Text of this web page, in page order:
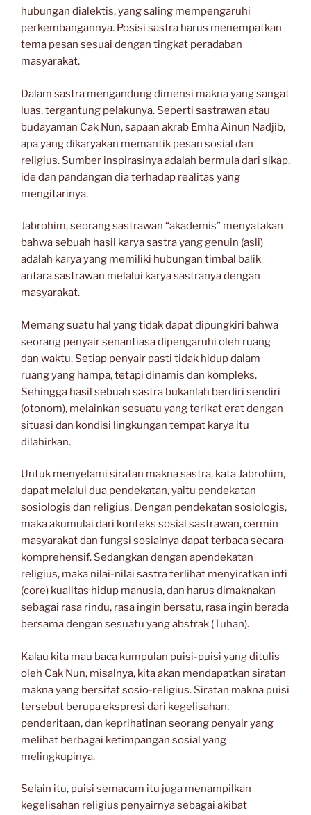
hubungan dialektis, yang saling mempengaruhi
perkembangannya. Posisi sastra harus menempatkan
tema pesan sesuai dengan tingkat peradaban
masyarakat.
Dalam sastra mengandung dimensi makna yang sangat
luas, tergantung pelakunya. Seperti sastrawan atau
budayaman Cak Nun, sapaan akrab Emha Ainun Nadjib,
apa yang dikaryakan memantik pesan sosial dan
religius. Sumber inspirasinya adalah bermula dari sikap,
ide dan pandangan dia terhadap realitas yang
mengitarinya.
Jabrohim, seorang sastrawan “akademis” menyatakan
bahwa sebuah hasil karya sastra yang genuin (asli)
adalah karya yang memiliki hubungan timbal balik
antara sastrawan melalui karya sastranya dengan
masyarakat.
Memang suatu hal yang tidak dapat dipungkiri bahwa
seorang penyair senantiasa dipengaruhi oleh ruang
dan waktu. Setiap penyair pasti tidak hidup dalam
ruang yang hampa, tetapi dinamis dan kompleks.
Sehingga hasil sebuah sastra bukanlah berdiri sendiri
(otonom), melainkan sesuatu yang terikat erat dengan
situasi dan kondisi lingkungan tempat karya itu
dilahirkan.
Untuk menyelami siratan makna sastra, kata Jabrohim,
dapat melalui dua pendekatan, yaitu pendekatan
sosiologis dan religius. Dengan pendekatan sosiologis,
maka akumulai dari konteks sosial sastrawan, cermin
masyarakat dan fungsi sosialnya dapat terbaca secara
komprehensif. Sedangkan dengan apendekatan
religius, maka nilai-nilai sastra terlihat menyiratkan inti
(core) kualitas hidup manusia, dan harus dimaknakan
sebagai rasa rindu, rasa ingin bersatu, rasa ingin berada
bersama dengan sesuatu yang abstrak (Tuhan).
Kalau kita mau baca kumpulan puisi-puisi yang ditulis
oleh Cak Nun, misalnya, kita akan mendapatkan siratan
makna yang bersifat sosio-religius. Siratan makna puisi
tersebut berupa ekspresi dari kegelisahan,
penderitaan, dan keprihatinan seorang penyair yang
melihat berbagai ketimpangan sosial yang
melingkupinya.
Selain itu, puisi semacam itu juga menampilkan
kegelisahan religius penyairnya sebagai akibat